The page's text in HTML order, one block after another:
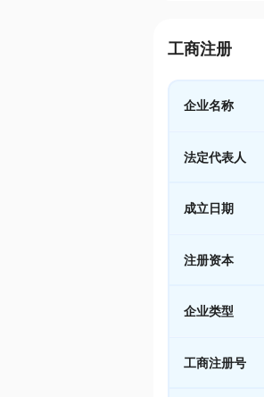
工商注册
企业名称
法定代表人
成立日期
注册资本
企业类型
工商注册号